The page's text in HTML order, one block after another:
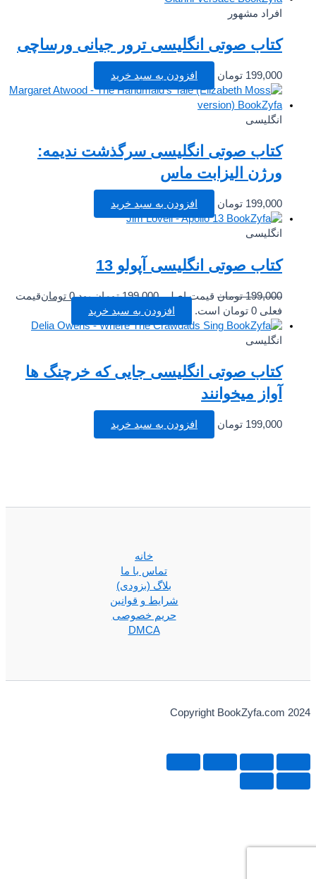
افراد مشهور
کتاب صوتی انگلیسی ترور جیانی ورساچی
199,000 تومان افزودن به سبد خرید
انگلیسی
کتاب صوتی انگلیسی سرگذشت ندیمه:
ورژن الیزابت ماس
199,000 تومان افزودن به سبد خرید
انگلیسی
کتاب صوتی انگلیسی آپولو 13
199,000 تومان قیمت اصلی 199,000 تومان بود. 0 تومانقیمت
فعلی 0 تومان است.
افزودن به سبد خرید
انگلیسی
کتاب صوتی انگلیسی جایی که خرچنگ ها
آواز میخوانند
199,000 تومان افزودن به سبد خرید
تماس با ما
بلاگ (بزودی)
شرایط و قوانین
حریم خصوصی
DMCA
Copyright BookZyfa.com